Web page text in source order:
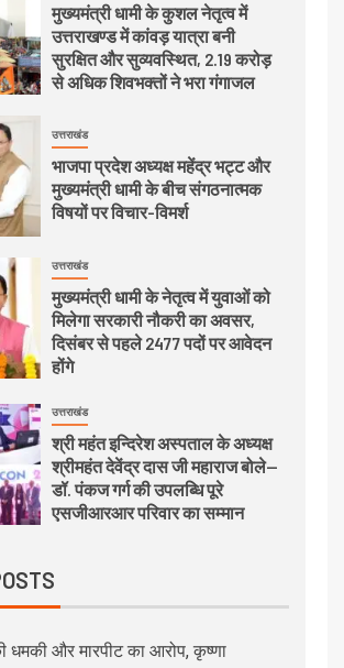
मुख्यमंत्री धामी के कुशल नेतृत्व में
उत्तराखण्ड में कांवड़ यात्रा बनी
सुरक्षित और सुव्यवस्थित, 2.19 करोड़
से अधिक शिवभक्तों ने भरा गंगाजल
उत्तराखंड
भाजपा प्रदेश अध्यक्ष महेंद्र भट्ट और
मुख्यमंत्री धामी के बीच संगठनात्मक
विषयों पर विचार-विमर्श
उत्तराखंड
मुख्यमंत्री धामी के नेतृत्व में युवाओं को
मिलेगा सरकारी नौकरी का अवसर,
दिसंबर से पहले 2477 पदों पर आवेदन
होंगे
उत्तराखंड
श्री महंत इन्दिरेश अस्पताल के अध्यक्ष
श्रीमहंत देवेंद्र दास जी महाराज बोले—
डॉ. पंकज गर्ग की उपलब्धि पूरे
एसजीआरआर परिवार का सम्मान
धमकी और मारपीट का आरोप, कृष्णा